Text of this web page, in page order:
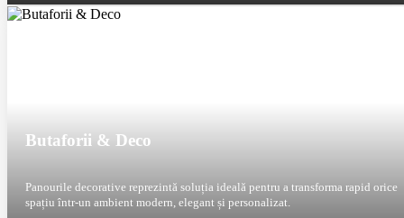
Butaforii & Deco
Panourile decorative reprezintă soluția ideală pentru a transforma rapid orice
spațiu într-un ambient modern, elegant și personalizat.